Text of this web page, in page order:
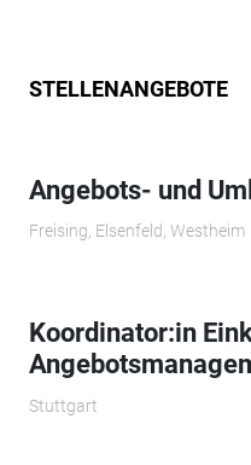
STELLENANGEBOTE
Angebots- und
Freising, Elsenfeld, Westheim
Koordinator:in
Stuttgart